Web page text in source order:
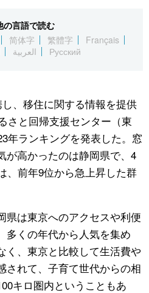
の言語で読む
简体字 繁體字
Français
العربية Русский
、移住に関する情報を提供
さと回帰支援センター（東
年ランキングを発表した。窓
が高かったのは静岡県で、4
、前年9位から急上昇した群
県は東京へのアクセスや利便
多くの年代から人気を集め
く、東京と比較して生活費や
されて、子育て世代からの相
キロ圏内ということもあ